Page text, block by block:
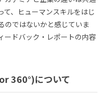
て、ヒューマンスキルをはじ
のではないかと感じていま
ードバック・レポートの内容
360°)について